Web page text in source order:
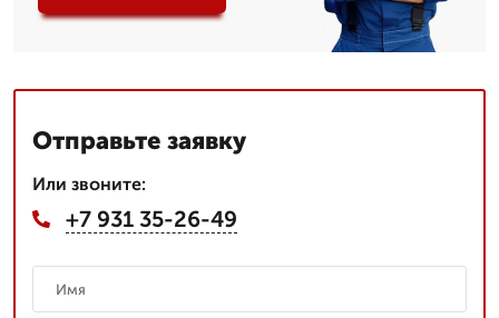
Отправьте заявку
Или звоните:
+7 931 35-26-49